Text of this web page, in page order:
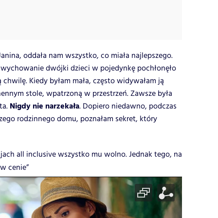
oddała nam wszystko, co miała najlepszego.
dwójki dzieci w pojedynkę pochłonęło
Kiedy byłam mała, często widywałam ją
stole, wpatrzoną w przestrzeń. Zawsze była
Nigdy nie narzekała. Dopiero niedawno, podczas
rodzinnego domu, poznałam sekret, który
all inclusive wszystko mu wolno. Jednak tego, na
cenie”